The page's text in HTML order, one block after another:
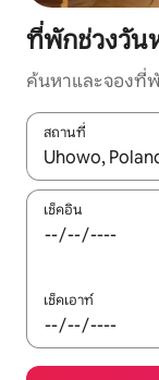
ที่พักช่วงวัน
ค้นหาและจองที่พั
สถานที่
ใช้ลูกศรขึ้นลง ห
เช็คอิน
เช็คเอาท์